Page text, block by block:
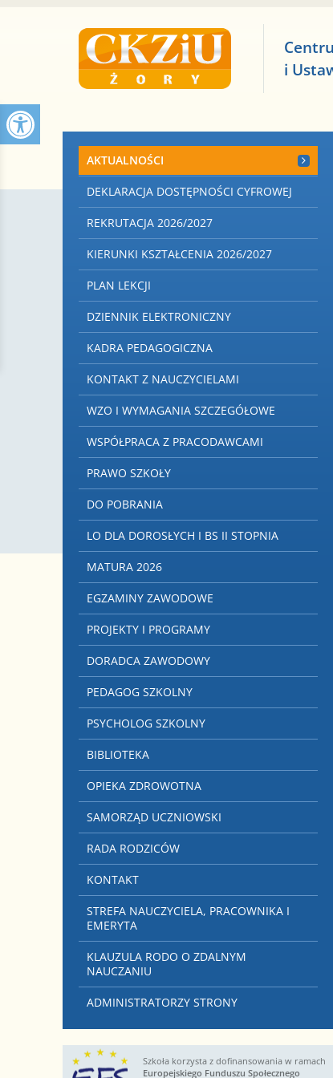
i
AKTUALNOŚCI
DEKLARACJA DOSTĘPNOŚCI CYFROWEJ
REKRUTACJA 2026/2027
KIERUNKI KSZTAŁCENIA 2026/2027
PLAN LEKCJI
DZIENNIK ELEKTRONICZNY
KADRA PEDAGOGICZNA
KONTAKT Z NAUCZYCIELAMI
WZO I WYMAGANIA SZCZEGÓŁOWE
WSPÓŁPRACA Z PRACODAWCAMI
PRAWO SZKOŁY
DO POBRANIA
LO DLA DOROSŁYCH I BS II STOPNIA
MATURA 2026
EGZAMINY ZAWODOWE
PROJEKTY I PROGRAMY
DORADCA ZAWODOWY
PEDAGOG SZKOLNY
PSYCHOLOG SZKOLNY
BIBLIOTEKA
OPIEKA ZDROWOTNA
SAMORZĄD UCZNIOWSKI
RADA RODZICÓW
KONTAKT
STREFA NAUCZYCIELA, PRACOWNIKA I
EMERYTA
KLAUZULA RODO O ZDALNYM
NAUCZANIU
ADMINISTRATORZY STRONY
Szkoła korzysta z dofinansowania w ramach
Europejskiego Funduszu Społecznego